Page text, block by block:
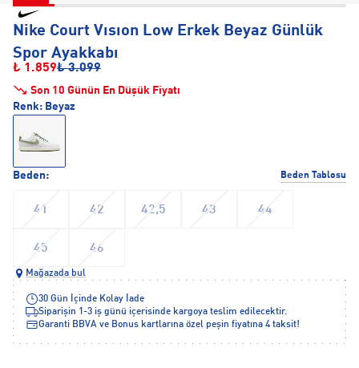
Nike Court Vısıon Low Erkek Beyaz Günlük
Spor Ayakkabı
₺ 1.859₺ 3.099
Son 10 Günün En Düşük Fiyatı
Beden: Beden Tablosu
41 42 42,5 43 44
45 46
Renk: Beyaz
Mağazada bul
30 Gün İçinde Kolay İade
Siparişin 1-3 iş günü içerisinde kargoya teslim edilecektir.
Garanti BBVA ve Bonus kartlarına özel peşin fiyatına 4 taksit!